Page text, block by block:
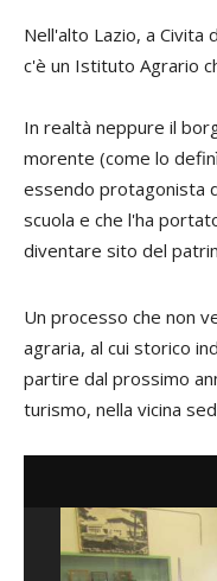
Nell'alto Lazio, a Civita
c'è un Istituto Agrario
In realtà neppure il
morente (come lo
essendo protagonista
scuola e che l'ha
diventare sito del
Un processo che non
agraria, al cui storico
partire dal prossimo
turismo, nella vicina